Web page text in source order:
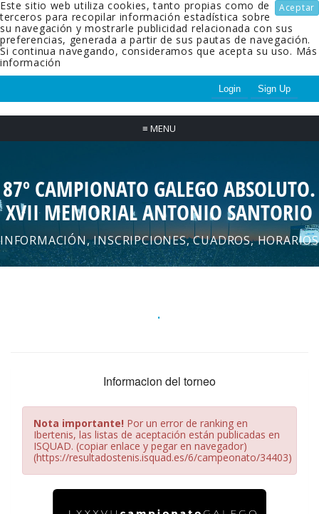
Aceptar
Este sitio web utiliza cookies, tanto propias como de
terceros para recopilar información estadística sobre
su navegación y mostrarle publicidad relacionada con sus
preferencias, generada a partir de sus pautas de navegación.
Si continua navegando, consideramos que acepta su uso. Más
información
Login Sign Up
≡ MENU
87º CAMPIONATO GALEGO ABSOLUTO.
XVII MEMORIAL ANTONIO SANTORIO
INFORMACIÓN, INSCRIPCIONES, CUADROS, HORARIOS
.
Informacion del torneo
Nota importante! Por un error de ranking en
Ibertenis, las listas de aceptación están publicadas en
ISQUAD. (copiar enlace y pegar en navegador)
(https://resultadostenis.isquad.es/6/campeonato/34403)